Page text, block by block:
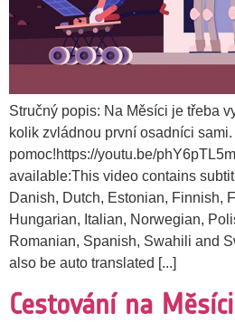
Stručný popis: Na Měsíci je třeba
kolik zvládnou první osadníci
pomoc!https://youtu.be/
available:This video contains
Danish, Dutch, Estonian, Finnish,
Hungarian, Italian, Norwegian,
Romanian, Spanish, Swahili and
also be auto translated [...]
Cestování na Měsíci